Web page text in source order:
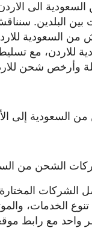
الى
بين البلدين.
السعودية
للاردن، مع
وأرخص شحن
السعودية إلى
الشحن من
الشركات
تنوع الخدمات،
مع رابط